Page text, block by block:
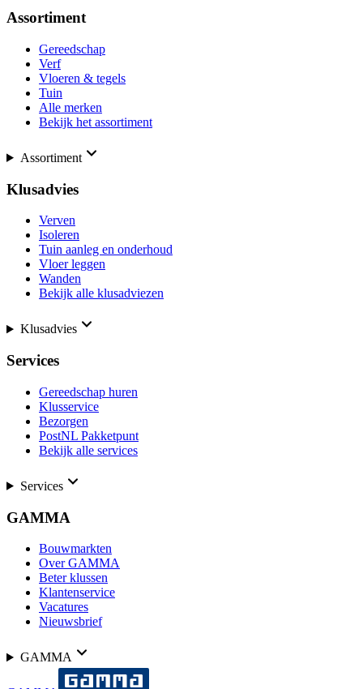
Assortiment
Gereedschap
Verf
Vloeren & tegels
Tuin
Alle merken
Bekijk het assortiment
Assortiment
Klusadvies
Verven
Isoleren
Tuin aanleg en onderhoud
Vloer leggen
Wanden
Bekijk alle klusadviezen
Klusadvies
Services
Gereedschap huren
Klusservice
Bezorgen
PostNL Pakketpunt
Bekijk alle services
Services
GAMMA
Bouwmarkten
Over GAMMA
Beter klussen
Klantenservice
Vacatures
Nieuwsbrief
GAMMA